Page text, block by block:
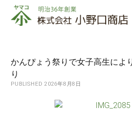
株
式
小
野
口
かんぴょう祭りで女子高生によ
り
PUBLISHED 2026年8月8日